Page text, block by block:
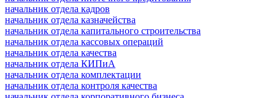
начальник отдела кадров
начальник отдела казначейства
начальник отдела капитального строительства
начальник отдела кассовых операций
начальник отдела качества
начальник отдела КИПиА
начальник отдела комплектации
начальник отдела контроля качества